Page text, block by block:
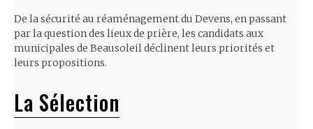
De la sécurité au réaménagement du Devens, en passant
par la question des lieux de prière, les candidats aux
municipales de Beausoleil déclinent leurs priorités et
leurs propositions.
La Sélection